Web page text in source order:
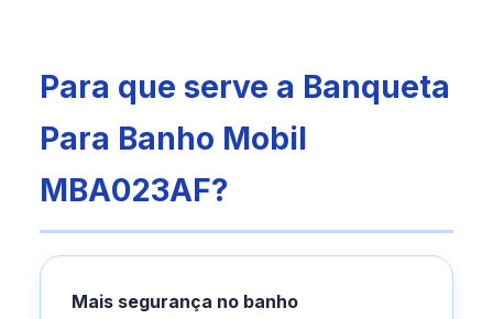
Para que serve a Banqueta
Para Banho Mobil
MBA023AF?
Mais segurança no banho